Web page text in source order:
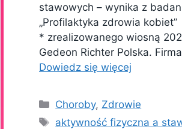
stawowych – wynika z
„Profilaktyka zdrowia kobiet”
* zrealizowanego wiosną
Gedeon Richter Polska.
Dowiedz się więcej
Kategorie
Choroby, Zdrowie
Tagi
aktywność fizyczna a